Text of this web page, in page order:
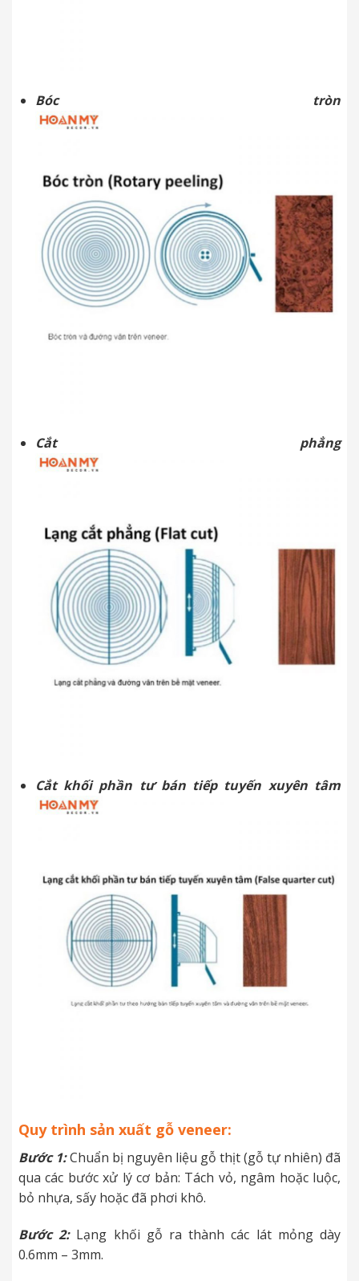
Bóc tròn
Cắt phẳng
Cắt khối phần tư bán tiếp tuyến xuyên tâm
Quy trình sản xuất gỗ veneer:
Bước 1:Chuẩn bị nguyên liệu gỗ thịt (gỗ tự nhiên) đã
qua các bước xử lý cơ bản: Tách vỏ, ngâm hoặc luộc,
bỏ nhựa, sấy hoặc đã phơi khô.
Bước 2:Lạng khối gỗ ra thành các lát mỏng dày
0.6mm – 3mm.